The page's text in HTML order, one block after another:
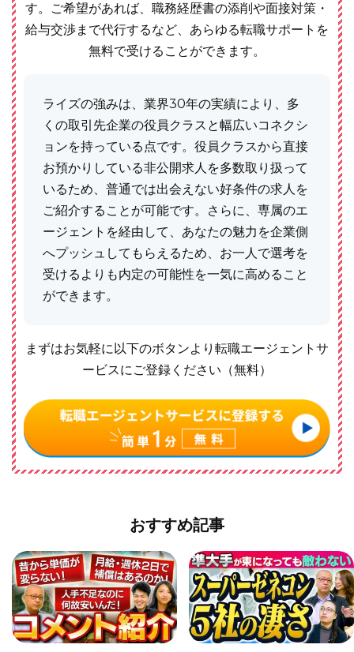
す。ご希望があれば、職務経歴書の添削や面接対策・
給与交渉まで代行するなど、あらゆる転職サポートを
無料で受けることができます。
ライズの強みは、業界30年の実績により、多
くの取引先企業の役員クラスと幅広いコネクシ
ョンを持っている点です。役員クラスから直接
お預かりしている非公開求人を多数取り扱って
いるため、普通では出会えない好条件の求人を
ご紹介することが可能です。さらに、専属のエ
ージェントを経由して、あなたの魅力を企業側
へプッシュしてもらえるため、お一人で選考を
受けるよりも内定の可能性を一気に高めること
ができます。
まずはお気軽に以下のボタンより転職エージェントサ
ービスにご登録ください（無料）
おすすめ記事